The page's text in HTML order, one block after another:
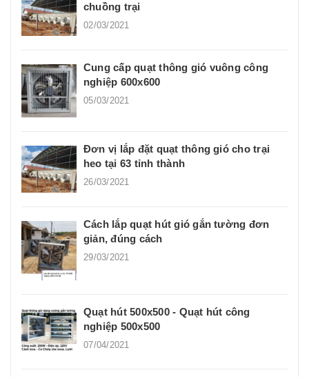
chuồng trại
02/03/2021
Cung cấp quạt thông gió vuông công
nghiệp 600x600
05/03/2021
Đơn vị lắp đặt quạt thông gió cho trại
heo tại 63 tỉnh thành
26/03/2021
Cách lắp quạt hút gió gắn tường đơn
giản, đúng cách
29/03/2021
Quạt hút 500x500 - Quạt hút công
nghiệp 500x500
07/04/2021